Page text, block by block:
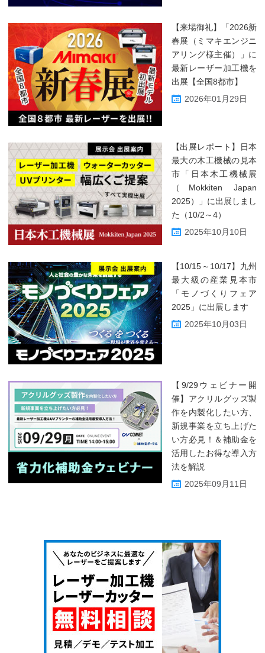
【来場御礼】「2026新
春展（ミマキエンジニ
アリング様主催）」に
最新レーザー加工機を
出展【全国8都市】
2026年01月29日
【出展レポート】日本
最大の木工機械の見本
市「日本木工機械展
（Mokkiten Japan
2025）」に出展しまし
た（10/2～4）
2025年10月10日
【10/15～10/17】九州
最大級の産業見本市
「モノづくりフェア
2025」に出展します
2025年10月03日
【9/29ウェビナー開
催】アクリルグッズ製
作を内製化したい方、
新規事業を立ち上げた
い方必見！＆補助金を
活用したお得な導入方
法を解説
2025年09月11日